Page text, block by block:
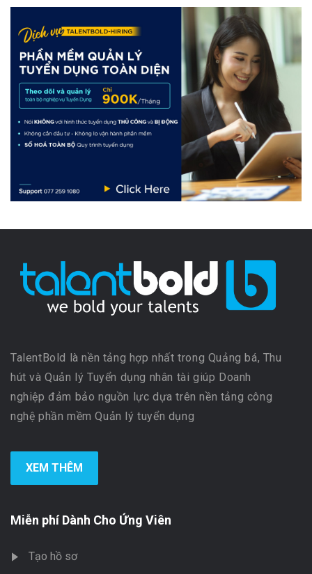
TalentBold là nền tảng hợp nhất trong Quảng bá, Thu
hút và Quản lý Tuyển dụng nhân tài giúp Doanh
nghiệp đảm bảo nguồn lực dựa trên nền tảng công
nghệ phần mềm Quản lý tuyển dụng
XEM THÊM
Miễn phí Dành Cho Ứng Viên
Tạo hồ sơ